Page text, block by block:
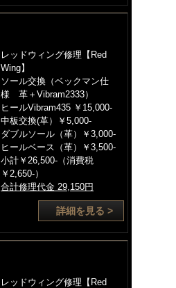
レッドウィング修理【Red
Wing】
ソール交換（ベックマン仕
様 革＋Vibram2333）
ヒールVibram435 ￥15,000-
中板交換(革）￥5,000-
ダブルソール（革）￥3,000-
ヒールベース（革）￥3,500-
小計￥26,500-（消費税
￥2,650-）
合計修理代金 29,150円
詳細を見る >
レッドウィング修理【Red